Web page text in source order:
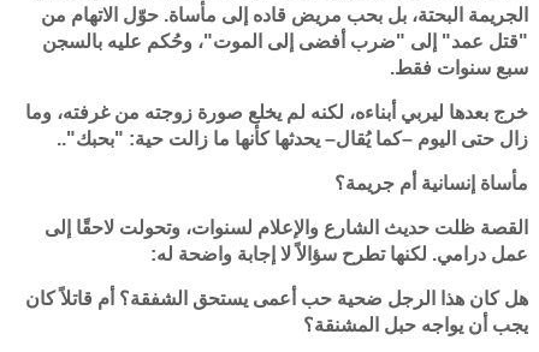
الجريمة البحتة، بل بحب مريض قاده إلى مأساة. حوّل الاتهام من
"قتل عمد" إلى "ضرب أفضى إلى الموت"، وحُكم عليه بالسجن
سبع سنوات فقط.
خرج بعدها ليربي أبناءه، لكنه لم يخلع صورة زوجته من غرفته، وما
زال حتى اليوم –كما يُقال– يحدثها كأنها ما زالت حية: "بحبك"..
مأساة إنسانية أم جريمة؟
القصة ظلت حديث الشارع والإعلام لسنوات، وتحولت لاحقًا إلى
عمل درامي. لكنها تطرح سؤالاً لا إجابة واضحة له:
هل كان هذا الرجل ضحية حب أعمى يستحق الشفقة؟ أم قاتلاً كان
يجب أن يواجه حبل المشنقة؟